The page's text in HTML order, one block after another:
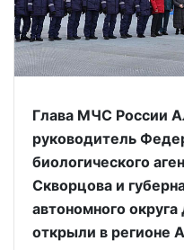
Глава МЧС России
руководитель
биологического
Скворцова и
автономного
открыли в регионе